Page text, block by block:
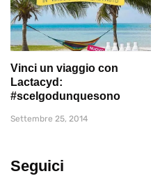
Vinci un viaggio con
Lactacyd:
#scelgodunquesono
Settembre 25, 2014
Seguici